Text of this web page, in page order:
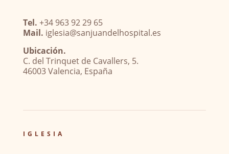
Tel. +34 963 92 29 65
Mail. iglesia@sanjuandelhospital.es
Ubicación.
C. del Trinquet de Cavallers, 5.
46003 Valencia, España
IGLESIA